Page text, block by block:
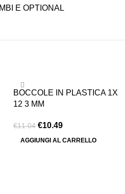
E OPTIONAL
-5%
BOCCOLE IN PLASTICA 1X
12 3 MM
€11.04 €10.49
AGGIUNGI AL CARRELLO